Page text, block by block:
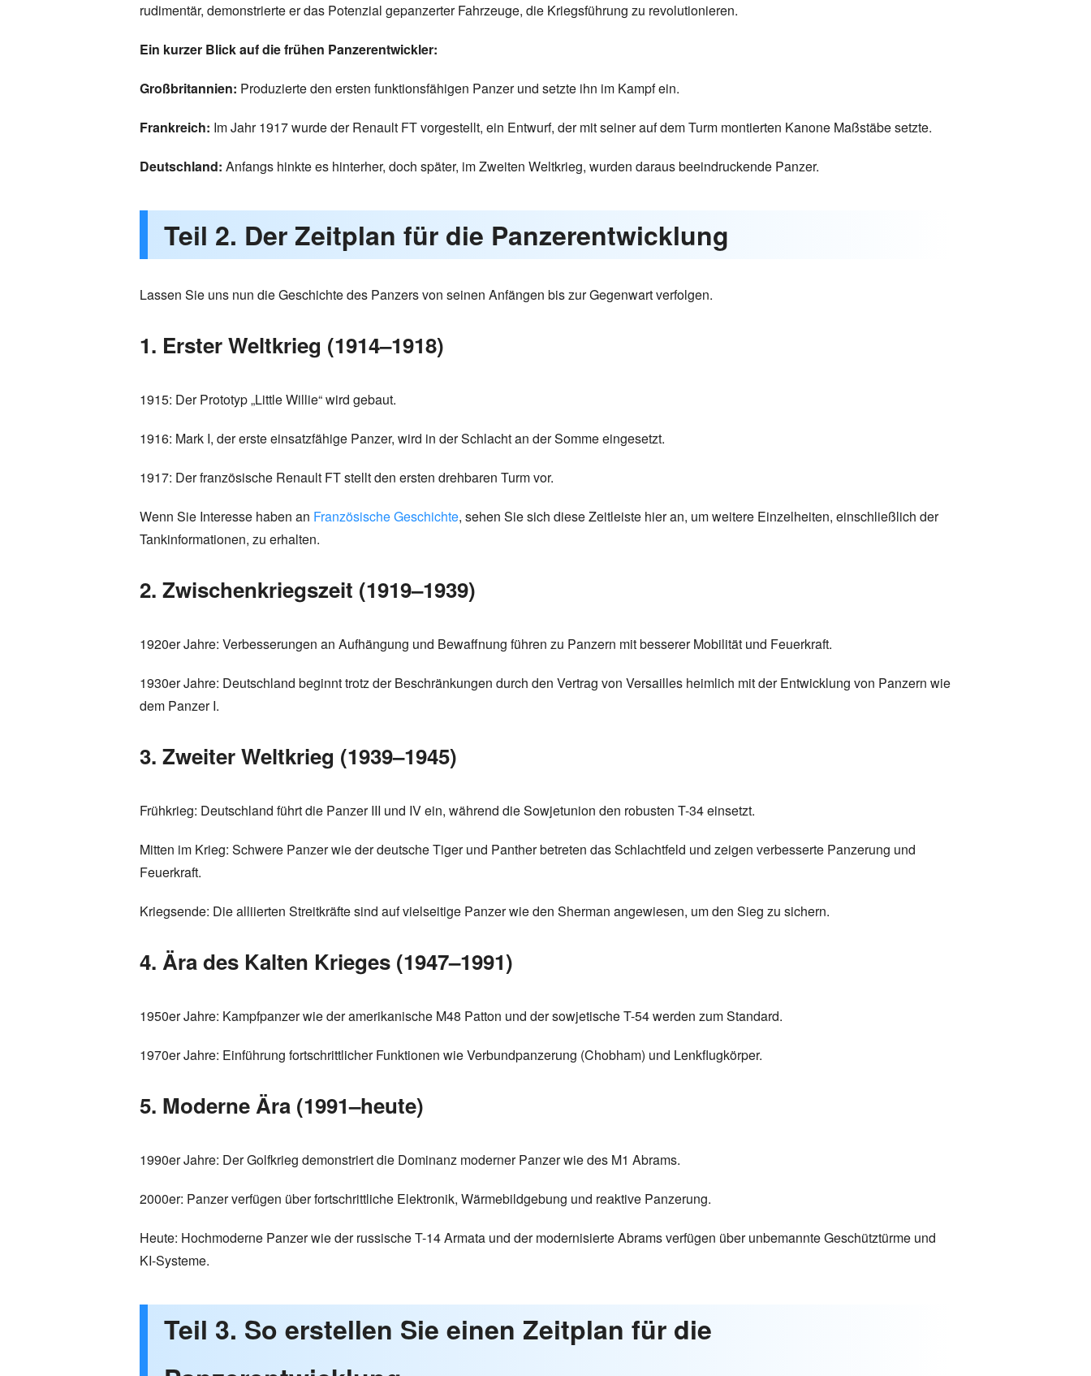
rudimentär, demonstrierte er das Potenzial gepanzerter Fahrzeuge, die Kriegsführung zu revolutionieren.
Ein kurzer Blick auf die frühen Panzerentwickler:
Großbritannien: Produzierte den ersten funktionsfähigen Panzer und setzte ihn im Kampf ein.
Frankreich: Im Jahr 1917 wurde der Renault FT vorgestellt, ein Entwurf, der mit seiner auf dem Turm montierten Kanone Maßstäbe setzte.
Deutschland: Anfangs hinkte es hinterher, doch später, im Zweiten Weltkrieg, wurden daraus beeindruckende Panzer.
Teil 2. Der Zeitplan für die Panzerentwicklung
Lassen Sie uns nun die Geschichte des Panzers von seinen Anfängen bis zur Gegenwart verfolgen.
1. Erster Weltkrieg (1914–1918)
1915: Der Prototyp „Little Willie“ wird gebaut.
1916: Mark I, der erste einsatzfähige Panzer, wird in der Schlacht an der Somme eingesetzt.
1917: Der französische Renault FT stellt den ersten drehbaren Turm vor.
Wenn Sie Interesse haben an Französische Geschichte, sehen Sie sich diese Zeitleiste hier an, um weitere Einzelheiten, einschließlich der
Tankinformationen, zu erhalten.
2. Zwischenkriegszeit (1919–1939)
1920er Jahre: Verbesserungen an Aufhängung und Bewaffnung führen zu Panzern mit besserer Mobilität und Feuerkraft.
1930er Jahre: Deutschland beginnt trotz der Beschränkungen durch den Vertrag von Versailles heimlich mit der Entwicklung von Panzern wie
dem Panzer I.
3. Zweiter Weltkrieg (1939–1945)
Frühkrieg: Deutschland führt die Panzer III und IV ein, während die Sowjetunion den robusten T-34 einsetzt.
Mitten im Krieg: Schwere Panzer wie der deutsche Tiger und Panther betreten das Schlachtfeld und zeigen verbesserte Panzerung und
Feuerkraft.
Kriegsende: Die alliierten Streitkräfte sind auf vielseitige Panzer wie den Sherman angewiesen, um den Sieg zu sichern.
4. Ära des Kalten Krieges (1947–1991)
1950er Jahre: Kampfpanzer wie der amerikanische M48 Patton und der sowjetische T-54 werden zum Standard.
1970er Jahre: Einführung fortschrittlicher Funktionen wie Verbundpanzerung (Chobham) und Lenkflugkörper.
5. Moderne Ära (1991–heute)
1990er Jahre: Der Golfkrieg demonstriert die Dominanz moderner Panzer wie des M1 Abrams.
2000er: Panzer verfügen über fortschrittliche Elektronik, Wärmebildgebung und reaktive Panzerung.
Heute: Hochmoderne Panzer wie der russische T-14 Armata und der modernisierte Abrams verfügen über unbemannte Geschütztürme und
KI-Systeme.
Teil 3. So erstellen Sie einen Zeitplan für die